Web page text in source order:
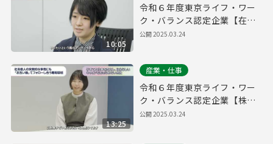
10:05
令和６年度東京ライフ・ワー
ク・バランス認定企業【在住
ビジネス株式会社】
公開2025.03.24
13:25
産業・仕事
令和６年度東京ライフ・ワー
ク・バランス認定企業【株式
会社QOOLキャリア】
公開2025.03.24